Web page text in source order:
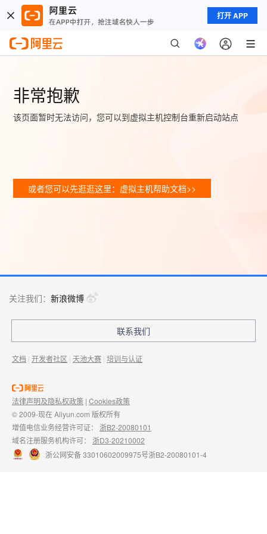
打开 APP
非常抱歉
该页面暂时无法访问，您可以到虚拟主机控制台重新启动站点
或者您可以先逛逛这里：虚拟主机帮助文档>>